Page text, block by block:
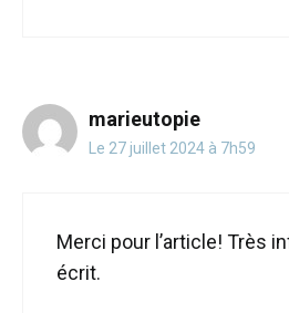
marieutopie
Le 27 juillet 2024 à 7h59
Merci pour l’article! Très
écrit.